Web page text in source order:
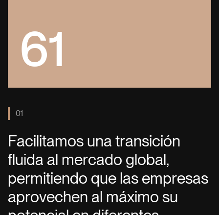
61
01
Facilitamos una transición
fluida al mercado global,
permitiendo que las empresas
aprovechen al máximo su